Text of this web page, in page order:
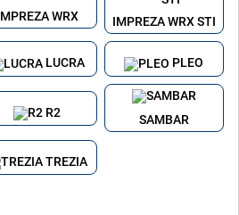
WRX IMPREZA WRX STI
LUCRA PLEO
R2
SAMBAR
TREZIA